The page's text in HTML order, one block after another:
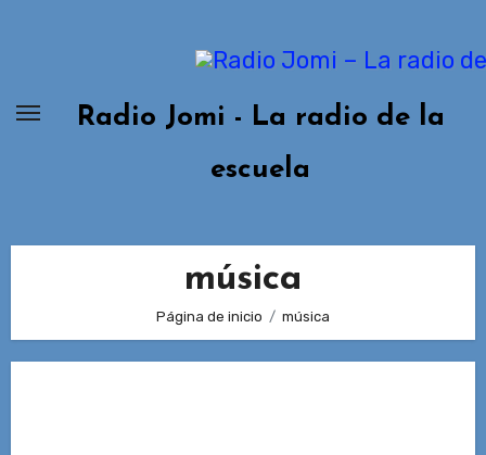
Radio Jomi - La radio de la
escuela
música
Página de inicio música